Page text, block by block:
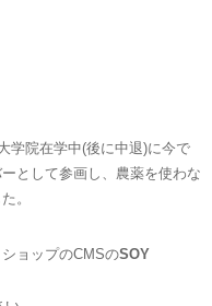
学院在学中(後に中退)に今で
として参画し、農薬を使わな
。
ョップのCMSのSOY